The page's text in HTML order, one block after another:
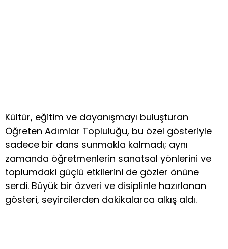
Kültür, eğitim ve dayanışmayı buluşturan
Öğreten Adımlar Topluluğu, bu özel gösteriyle
sadece bir dans sunmakla kalmadı; aynı
zamanda öğretmenlerin sanatsal yönlerini ve
toplumdaki güçlü etkilerini de gözler önüne
serdi. Büyük bir özveri ve disiplinle hazırlanan
gösteri, seyircilerden dakikalarca alkış aldı.